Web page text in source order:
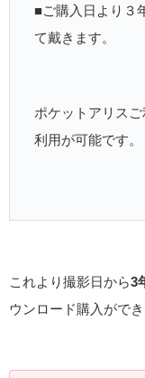
■ご購入日より３
て戴きます。
ポケットアリス
利用が可能です。
これより撮影日から3
ウンロード購入ができ